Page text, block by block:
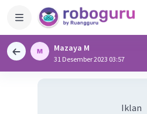
Mazaya M
31 Desember 2023 03:57
Iklan